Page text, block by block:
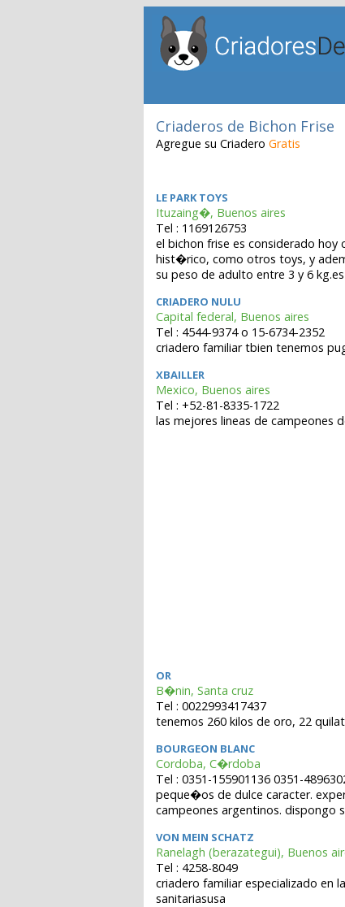
Criaderos de Bichon Frise
Agregue su Criadero Gratis
LE PARK TOYS
Ituzaing�, Buenos aires
Tel : 1169126753
el bichon frise es considerado
hist�rico, como otros toys, y
su peso de adulto entre 3 y 6
CRIADERO NULU
Capital federal, Buenos aires
Tel : 4544-9374 o 15-6734-2352
criadero familiar tbien tenemos
XBAILLER
Mexico, Buenos aires
Tel : +52-81-8335-1722
las mejores lineas de campeones
OR
B�nin, Santa cruz
Tel : 0022993417437
tenemos 260 kilos de oro, 22
BOURGEON BLANC
Cordoba, C�rdoba
Tel : 0351-155901136 0351-
peque�os de dulce caracter.
campeones argentinos. dispongo
VON MEIN SCHATZ
Ranelagh (berazategui), Buenos
Tel : 4258-8049
criadero familiar especializado en
sanitariasusa